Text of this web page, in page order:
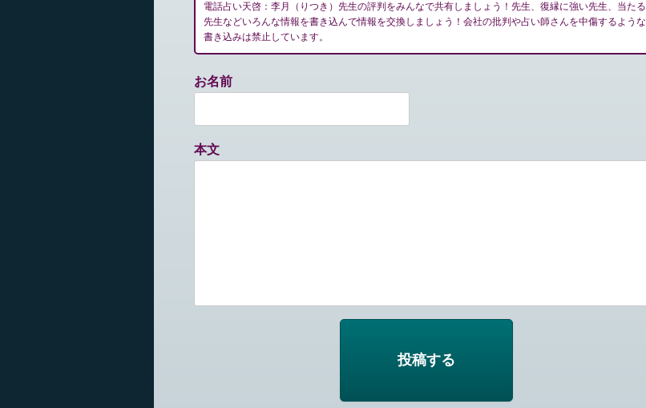
電話占い天啓：李月（りつき）先生の評判をみんなで共有しましょう！先生、復縁に強い先生、当たる
先生などいろんな情報を書き込んで情報を交換しましょう！会社の批判や占い師さんを中傷するような
書き込みは禁止しています。
お名前
本文